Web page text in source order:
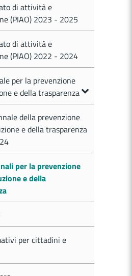
di attività e
(PIAO) 2023 - 2025
di attività e
(PIAO) 2022 - 2024
per la prevenzione
e della trasparenza
della prevenzione
e della trasparenza
per la prevenzione
e della
per cittadini e